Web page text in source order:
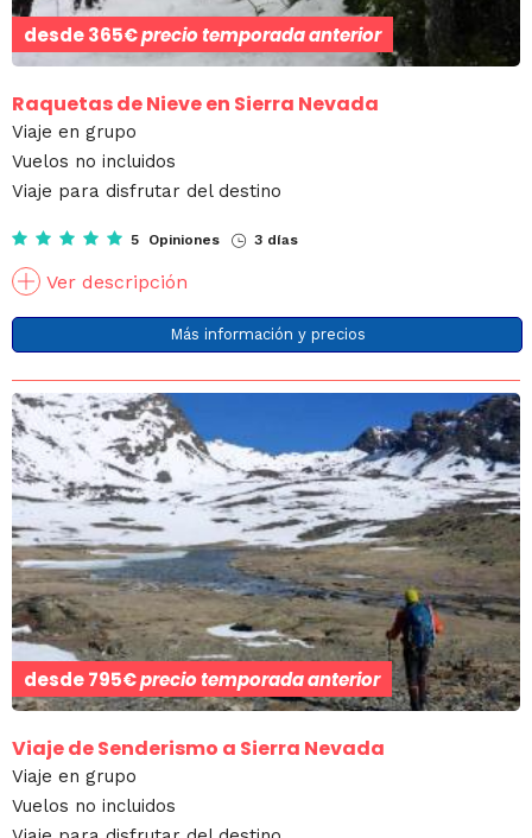
desde365€precio temporada anterior
Raquetas de Nieve en Sierra Nevada
Viaje en grupo
Vuelos no incluidos
Viaje para disfrutar del destino
5 Opiniones 3 días
Ver descripción
Más información y precios
desde795€precio temporada anterior
Viaje de Senderismo a Sierra Nevada
Viaje en grupo
Vuelos no incluidos